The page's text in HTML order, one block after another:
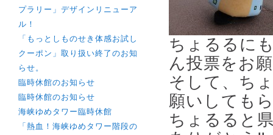
プラリー」デザインリニューア
ル！
「もっとしものせき体感お試し
クーポン」取り扱い終了のお知
らせ。
臨時休館のお知らせ
臨時休館のお知らせ
海峡ゆめタワー臨時休館
「熱血！海峡ゆめタワー階段の
ちょるるに
ん投票をお
そして、ち
願いしても
ちょるると